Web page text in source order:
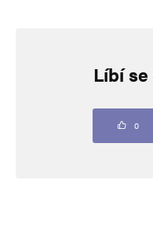
Vaše e-mailová adresa nebude
Líbí
0